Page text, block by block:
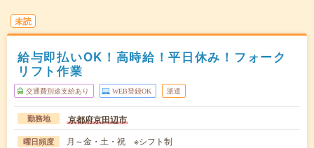
未読
給与即払いOK！高時給！平日休み！フォーク
リフト作業
交通費別途支給あり WEB登録OK 派遣
勤務地 京都府京田辺市
曜日頻度 月～金・土・祝 ※シフト制